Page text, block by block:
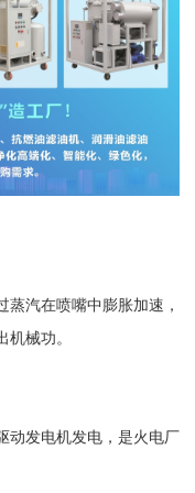
汽在喷嘴中膨胀加速，
械功。
动发电机发电，是火电厂